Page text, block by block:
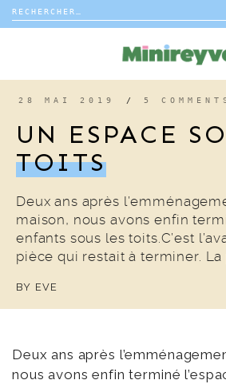
Rechercher :
DÉCO
COUP DE COEUR
28 MAI 2019 / 5
UN ESPACE
TOITS
Deux ans après
maison, nous avons enfin
enfants sous les toits.C’est
pièce qui restait à terminer. La
BY EVE
Deux ans après
nous avons enfin terminé